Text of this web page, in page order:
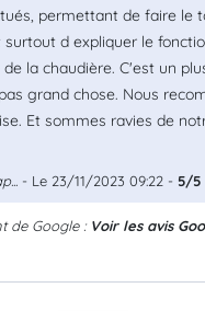
permettant de faire le
surtout d expliquer le
la chaudière. C'est un
grand chose. Nous
Et sommes ravies de
- Le 23/11/2023 09:22 - 5/5
de Google : Voir les avis